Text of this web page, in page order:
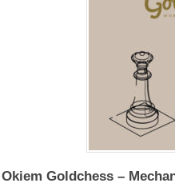
Okiem Goldchess –